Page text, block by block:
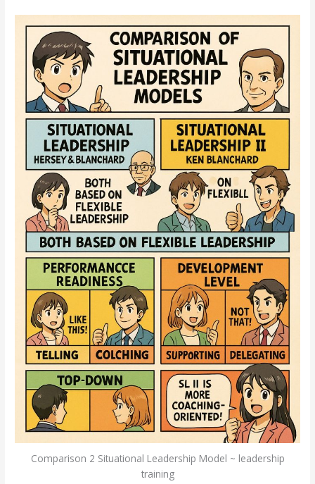
Comparison 2 Situational Leadership Model ~ leadership
training